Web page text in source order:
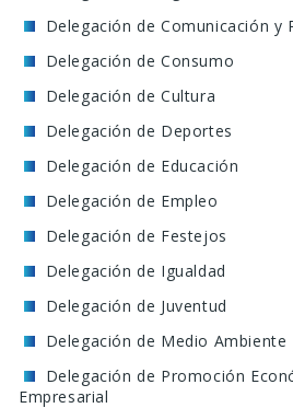
Delegación de Comunicación y
Delegación de Consumo
Delegación de Cultura
Delegación de Deportes
Delegación de Educación
Delegación de Empleo
Delegación de Festejos
Delegación de Igualdad
Delegación de Juventud
Delegación de Medio Ambiente
Delegación de Promoción
Empresarial